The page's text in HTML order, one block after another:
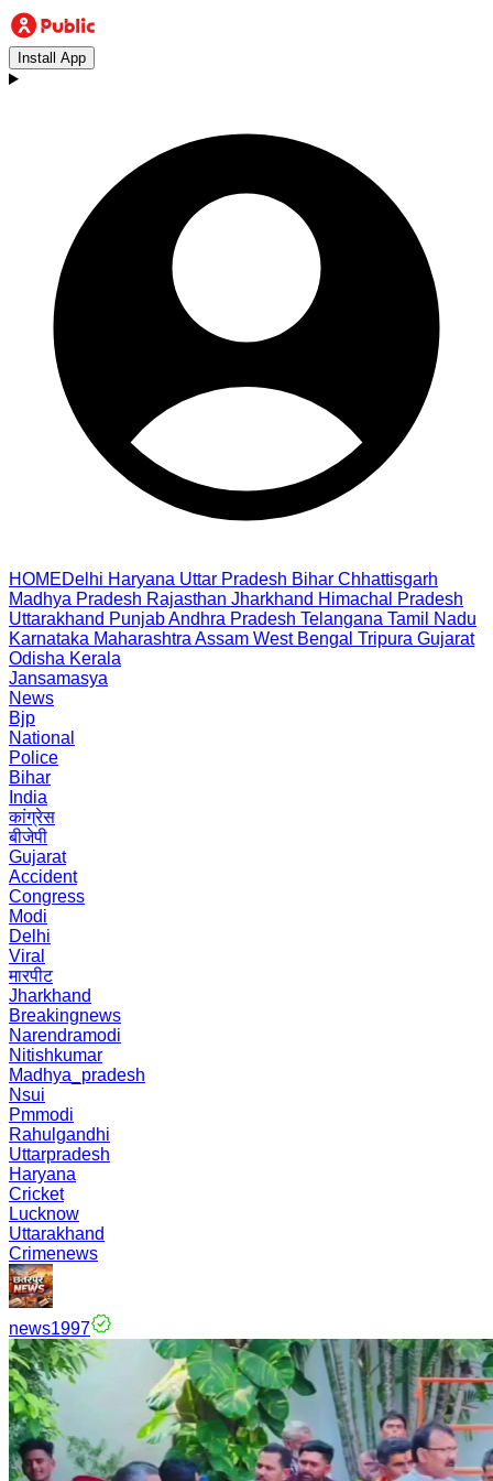
Install App
HOMEDelhi Haryana Uttar Pradesh Bihar Chhattisgarh
Madhya Pradesh Rajasthan Jharkhand Himachal Pradesh
Uttarakhand PunjabAndhra Pradesh Telangana Tamil Nadu
Karnataka Maharashtra Assam West Bengal Tripura Gujarat
Odisha Kerala
Jansamasya
News
Bjp
National
Police
Bihar
India
कांग्रेस
बीजेपी
Gujarat
Accident
Congress
Modi
Delhi
Viral
मारपीट
Jharkhand
Breakingnews
Narendramodi
Nitishkumar
Madhya_pradesh
Nsui
Pmmodi
Rahulgandhi
Uttarpradesh
Haryana
Cricket
Lucknow
Uttarakhand
Crimenews
news1997